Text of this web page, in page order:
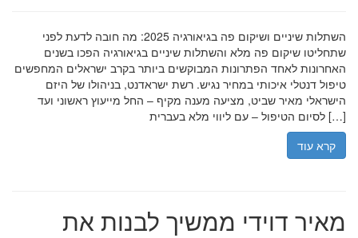
השתלות שיניים ושיקום פה בגיאורגיה 2025: מה חובה לדעת לפני
שתחליטו שיקום פה מלא והשתלות שיניים בגיאורגיה הפכו בשנים
האחרונות לאחד הפתרונות המבוקשים ביותר בקרב ישראלים המחפשים
טיפול דנטלי איכותי במחיר נגיש. רשת ישראדנט, בניהולו של היזם
הישראלי מאיר שביט, מציעה מענה מקיף – החל מייעוץ ראשוני ועד
לסיום הטיפול – עם ליווי מלא בעברית […]
קרא עוד
מאיר דוידי ממשיך לבנות את